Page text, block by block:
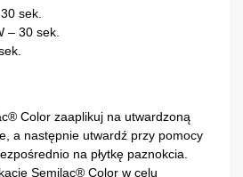
sek.
– 30 sek.
Color zaaplikuj na utwardzoną
a następnie utwardź przy pomocy
na płytkę paznokcia.
Semilac® Color w celu